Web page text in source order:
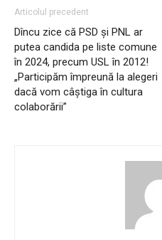
Articolul precedent
Dîncu zice că PSD și PNL ar
putea candida pe liste comune
în 2024, precum USL în 2012!
„Participăm împreună la alegeri
dacă vom câștiga în cultura
colaborării”